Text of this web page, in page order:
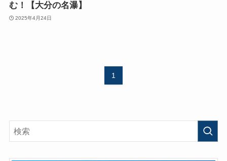
む！【大分の名瀑】
2025年4月24日
1